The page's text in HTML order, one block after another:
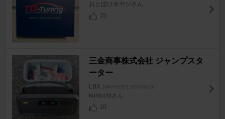
おとぼけオヤジさん
15
三金商事株式会社 ジャンプスタ
ーター
LBX [MAYH10/15/GAYA16]
kunicchiさん
10